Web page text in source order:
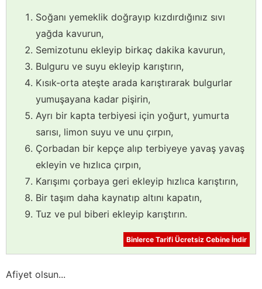
Soğanı yemeklik doğrayıp kızdırdığınız sıvı
yağda kavurun,
Semizotunu ekleyip birkaç dakika kavurun,
Bulguru ve suyu ekleyip karıştırın,
Kısık-orta ateşte arada karıştırarak bulgurlar
yumuşayana kadar pişirin,
Ayrı bir kapta terbiyesi için yoğurt, yumurta
sarısı, limon suyu ve unu çırpın,
Çorbadan bir kepçe alıp terbiyeye yavaş yavaş
ekleyin ve hızlıca çırpın,
Karışımı çorbaya geri ekleyip hızlıca karıştırın,
Bir taşım daha kaynatıp altını kapatın,
Tuz ve pul biberi ekleyip karıştırın.
Binlerce Tarifi Ücretsiz Cebine İndir
Afiyet olsun...